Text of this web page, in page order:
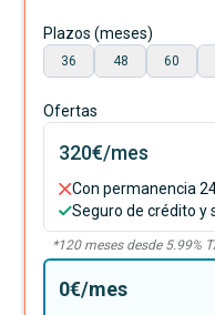
Plazos (meses)
36 48 60
Ofertas
320€/mes
Con permanencia
Seguro de crédito y
*120meses desde 5.99%
0€/mes